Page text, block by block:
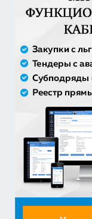
3 241 482,30
30% аванс;
Оказание
обслуживанию
979 492,71 руб. -
50% аванс;